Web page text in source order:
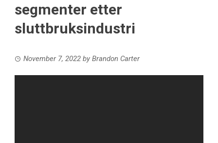
segmenter etter
sluttbruksindustri
November 7, 2022 by Brandon Carter